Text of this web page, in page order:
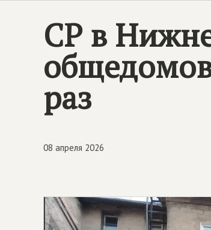
СР в
раз
08 апреля 2026